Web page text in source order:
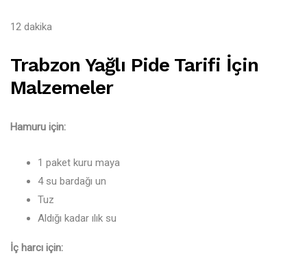
12 dakika
Trabzon Yağlı Pide Tarifi İçin
Malzemeler
Hamuru için:
1 paket kuru maya
4 su bardağı un
Tuz
Aldığı kadar ılık su
İç harcı için: